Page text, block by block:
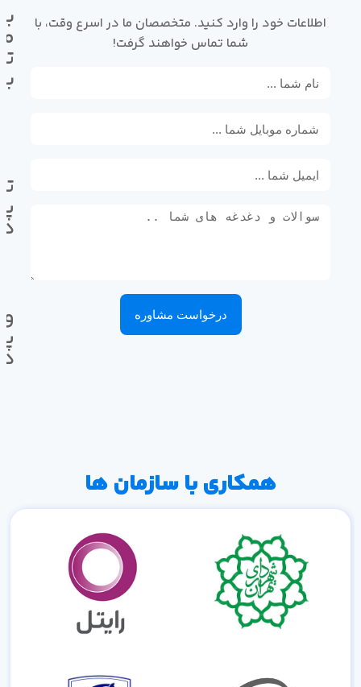
اطلاعات خود را وارد کنید. متخصصان ما در اسرع وقت، با
شما تماس خواهند گرفت!
درخواست مشاوره
با
همکاری با سازمان ها